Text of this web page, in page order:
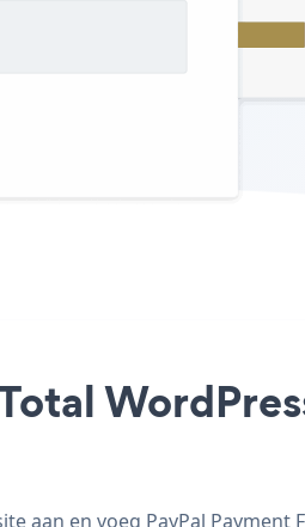
aan en voeg PayPal Payment